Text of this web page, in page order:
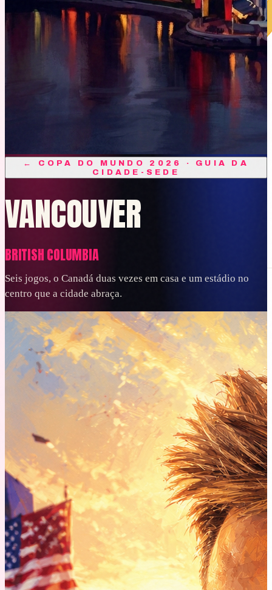
PlanejeReserveBagagemVistos e documentos No destinoOrçamentoVer tudo
PT
← COPA DO MUNDO 2026 · GUIA DA
CIDADE-SEDE
VANCOUVER
BRITISH COLUMBIA
Seis jogos, o Canadá duas vezes em casa e um estádio no
centro que a cidade abraça.